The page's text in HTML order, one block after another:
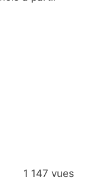
1 147 vues